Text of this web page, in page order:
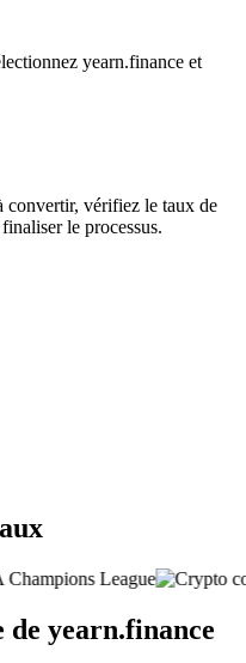
yearn.finance et
convertir, vérifiez le taux de
le processus.
de yearn.finance